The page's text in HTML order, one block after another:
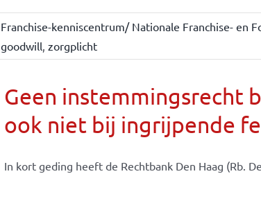
Franchise-kenniscentrum/ Nationale Franchise- en
goodwill, zorgplicht
Geen instemmingsrecht
ook niet bij ingrijpende
In kort geding heeft de Rechtbank Den Haag (Rb.